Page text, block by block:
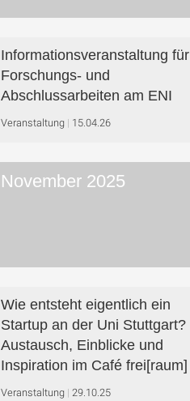
Informationsveranstaltung für
Forschungs- und
Abschlussarbeiten am ENI
Veranstaltung 15.04.26
November 2025
Wie entsteht eigentlich ein
Startup an der Uni Stuttgart?
Austausch, Einblicke und
Inspiration im Café frei[raum]
Veranstaltung 29.10.25